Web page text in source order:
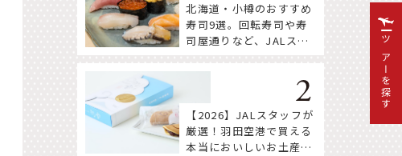
北海道・小樽のおすすめ
寿司9選。回転寿司や寿
司屋通りなど、JALスタ
【2026】JALスタッフが
厳選！羽田空港で買える
本当においしいお土産18
ツアーを探す